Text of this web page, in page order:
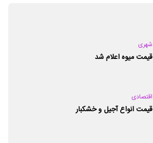
شهری
قیمت میوه اعلام شد
اقتصادی
قیمت انواع آجیل و خشکبار